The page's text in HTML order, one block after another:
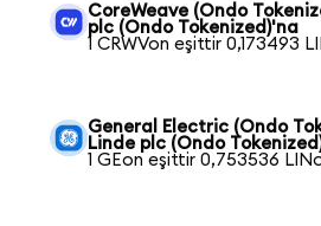
CoreWeave (Ondo
plc (Ondo Tokenized)'na
1 CRWVon eşittir 0,173493
General Electric (Ondo
Linde plc (Ondo
1 GEon eşittir 0,753536